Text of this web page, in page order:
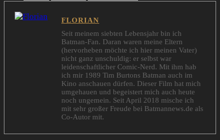
FLORIAN
Seit meinem siebten Lebensjahr bin ich
Batman-Fan. Daran waren meine Eltern
(hervorheben möchte ich hier meinen Vater)
nicht ganz unschuldig: er selbst war
leidenschaftlicher Comic-Nerd. Mit ihm hab
ich mir 1989 Tim Burtons Batman auch im
Kino anschauen dürfen. Dieser Film hat mich
umgehauen und begeistert mich auch heute
noch ungemein. Seit April 2018 mische ich
mit sehr großer Freude bei Batmannews.de als
Co-Autor mit.